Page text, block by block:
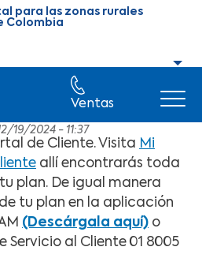
para las zonas rurales
Colombia
región
Ventas
19/2024 - 11:37
de Cliente. Visita Mi
allí encontrarás toda
plan. De igual manera
tu plan en la aplicación
(Descárgala aquí) o
Servicio al Cliente 01 8005